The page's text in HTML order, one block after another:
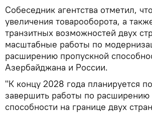
Собеседник агентства отметил,
увеличения товарооборота, а
транзитных возможностей двух
масштабные работы по
расширению пропускной
Азербайджана и России.
"К концу 2028 года планируется
завершить работы по расширению
способности на границе двух